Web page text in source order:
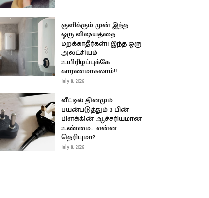
குளிக்கும் முன் இந்த
ஒரு விஷயத்தை
மறக்காதீர்கள்!! இந்த ஒரு
அலட்சியம்
உயிரிழப்புக்கே
காரணமாகலாம்!!
July 8, 2026
வீட்டில் தினமும்
பயன்படுத்தும் 3 பின்
பிளக்கின் ஆச்சரியமான
உண்மை… என்ன
தெரியுமா?
July 8, 2026